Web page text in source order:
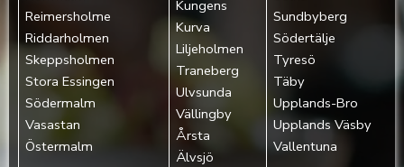
Reimersholme‎
Riddarholmen‎
Skeppsholmen‎
Stora Essingen‎
Södermalm‎
Vasastan‎
Östermalm‎
Kungens
Kurva
Liljeholmen
Traneberg
Ulvsunda
Vällingby
Årsta
Älvsjö
Sundbyberg
Södertälje
Tyresö
Täby
Upplands-Bro
Upplands Väsby
Vallentuna